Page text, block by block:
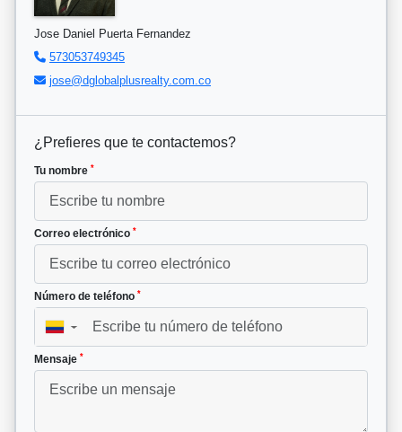
Jose Daniel Puerta Fernandez
573053749345
jose@dglobalplusrealty.com.co
¿Prefieres que te contactemos?
Tu nombre *
Correo electrónico *
Número de teléfono *
▼
Mensaje *